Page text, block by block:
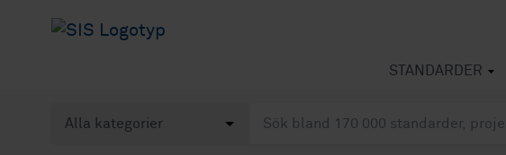
STANDARDER